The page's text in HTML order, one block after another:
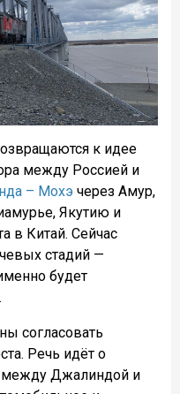
к идее
между Россией и
– Мохэ через Амур,
Якутию и
в Китай. Сейчас
стадий —
будет
согласовать
Речь идёт о
между Джалиндой и